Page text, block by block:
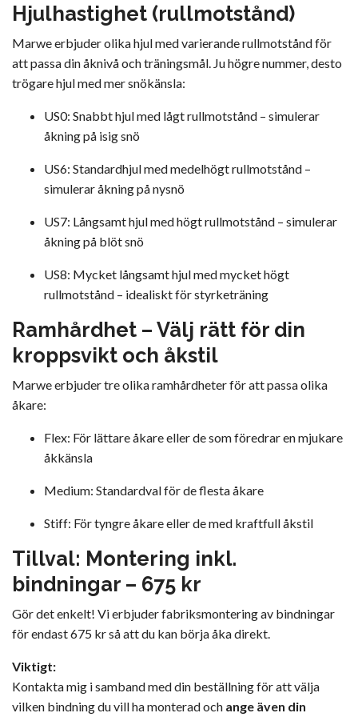
Hjulhastighet (rullmotstånd)
Marwe erbjuder olika hjul med varierande rullmotstånd för
att passa din åknivå och träningsmål. Ju högre nummer, desto
trögare hjul med mer snökänsla:
US0: Snabbt hjul med lågt rullmotstånd – simulerar
åkning på isig snö
US6: Standardhjul med medelhögt rullmotstånd –
simulerar åkning på nysnö
US7: Långsamt hjul med högt rullmotstånd – simulerar
åkning på blöt snö
US8: Mycket långsamt hjul med mycket högt
rullmotstånd – idealiskt för styrketräning
Ramhårdhet – Välj rätt för din
kroppsvikt och åkstil
Marwe erbjuder tre olika ramhårdheter för att passa olika
åkare:
Flex: För lättare åkare eller de som föredrar en mjukare
åkkänsla
Medium: Standardval för de flesta åkare
Stiff: För tyngre åkare eller de med kraftfull åkstil
Tillval: Montering inkl.
bindningar – 675 kr
Gör det enkelt! Vi erbjuder fabriksmontering av bindningar
för endast 675 kr så att du kan börja åka direkt.
Viktigt:
Kontakta mig i samband med din beställning för att välja
vilken bindning du vill ha monterad och ange även din